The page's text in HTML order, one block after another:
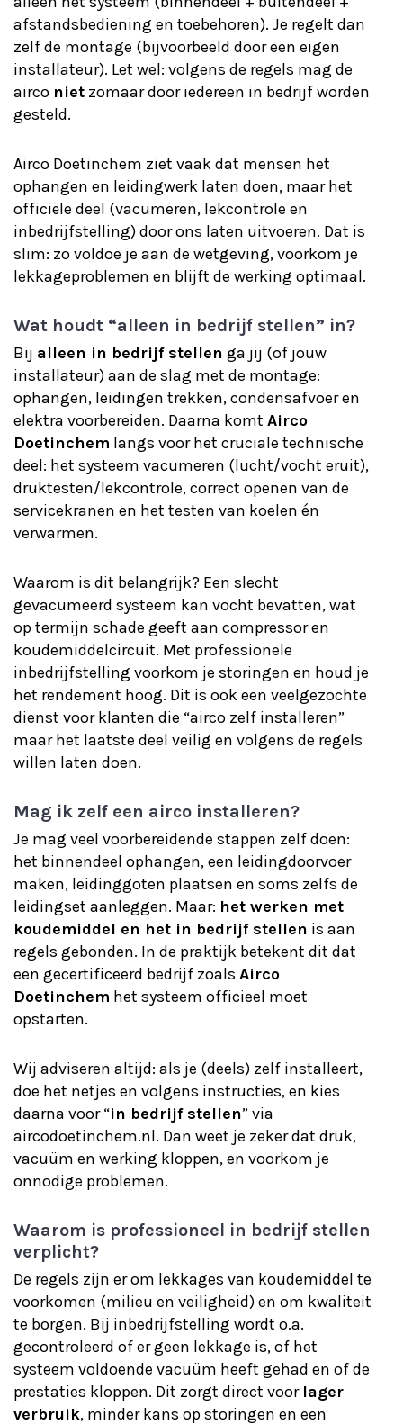
afstandsbediening en toebehoren). Je regelt dan
zelf de montage (bijvoorbeeld door een eigen
installateur). Let wel: volgens de regels mag de
airco niet zomaar door iedereen in bedrijf worden
gesteld.
Airco Doetinchem ziet vaak dat mensen het
ophangen en leidingwerk laten doen, maar het
officiële deel (vacumeren, lekcontrole en
inbedrijfstelling) door ons laten uitvoeren. Dat is
slim: zo voldoe je aan de wetgeving, voorkom je
lekkageproblemen en blijft de werking optimaal.
Wat houdt “alleen in bedrijf stellen” in?
Bij alleen in bedrijf stellen ga jij (of jouw
installateur) aan de slag met de montage:
ophangen, leidingen trekken, condensafvoer en
elektra voorbereiden. Daarna komt Airco
Doetinchem langs voor het cruciale technische
deel: het systeem vacumeren (lucht/vocht eruit),
druktesten/lekcontrole, correct openen van de
servicekranen en het testen van koelen én
verwarmen.
Waarom is dit belangrijk? Een slecht
gevacumeerd systeem kan vocht bevatten, wat
op termijn schade geeft aan compressor en
koudemiddelcircuit. Met professionele
inbedrijfstelling voorkom je storingen en houd je
het rendement hoog. Dit is ook een veelgezochte
dienst voor klanten die “airco zelf installeren”
maar het laatste deel veilig en volgens de regels
willen laten doen.
Mag ik zelf een airco installeren?
Je mag veel voorbereidende stappen zelf doen:
het binnendeel ophangen, een leidingdoorvoer
maken, leidinggoten plaatsen en soms zelfs de
leidingset aanleggen. Maar: het werken met
koudemiddel en het in bedrijf stellen is aan
regels gebonden. In de praktijk betekent dit dat
een gecertificeerd bedrijf zoals Airco
Doetinchem het systeem officieel moet
opstarten.
Wij adviseren altijd: als je (deels) zelf installeert,
doe het netjes en volgens instructies, en kies
daarna voor “in bedrijf stellen” via
aircodoetinchem.nl. Dan weet je zeker dat druk,
vacuüm en werking kloppen, en voorkom je
onnodige problemen.
Waarom is professioneel in bedrijf stellen
verplicht?
De regels zijn er om lekkages van koudemiddel te
voorkomen (milieu en veiligheid) en om kwaliteit
te borgen. Bij inbedrijfstelling wordt o.a.
gecontroleerd of er geen lekkage is, of het
systeem voldoende vacuüm heeft gehad en of de
prestaties kloppen. Dit zorgt direct voor lager
verbruik, minder kans op storingen en een